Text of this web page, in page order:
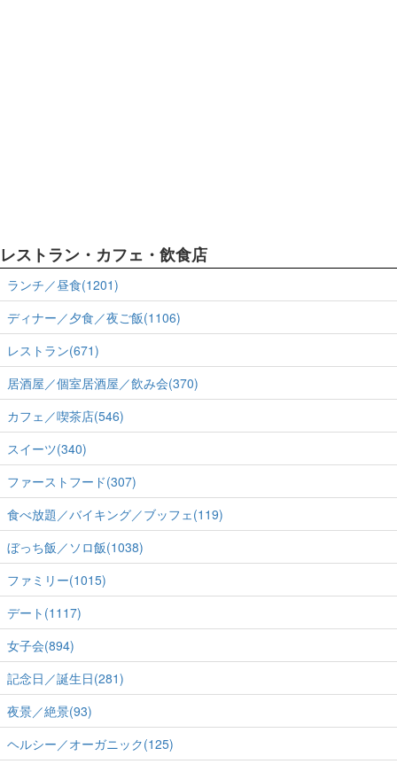
レストラン・カフェ・飲食店
ランチ／昼食(1201)
ディナー／夕食／夜ご飯(1106)
レストラン(671)
居酒屋／個室居酒屋／飲み会(370)
カフェ／喫茶店(546)
スイーツ(340)
ファーストフード(307)
食べ放題／バイキング／ブッフェ(119)
ぼっち飯／ソロ飯(1038)
ファミリー(1015)
デート(1117)
女子会(894)
記念日／誕生日(281)
夜景／絶景(93)
ヘルシー／オーガニック(125)